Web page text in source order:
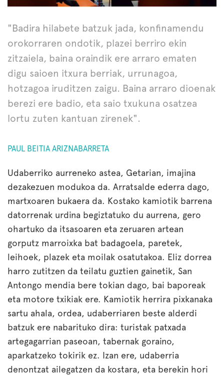
"Badira hilabete batzuk jada, konfinamendu
orokorraren ondotik, plazei berriro ekin
zitzaiela, baina oraindik ere arraro ematen
digu saioen itxura berriak, urrunagoa,
hotzagoa iruditzen zaigu. Baina arraro dioenak
berezi ere badio, eta saio txukuna osatzea
lortu zuten kantuan zirenek".
PAUL BEITIA ARIZNABARRETA
Udaberriko aurreneko astea, Getarian, imajina
dezakezuen modukoa da. Arratsalde ederra dago,
martxoaren bukaera da. Kostako kamiotik barrena
datorrenak urdina begiztatuko du aurrena, gero
ohartuko da itsasoaren eta zeruaren artean
gorputz marroixka bat badagoela, paretek,
leihoek, plazek eta moilak osatutakoa. Eliz dorrea
harro zutitzen da teilatu guztien gainetik, San
Antongo mendia bere tokian dago, bai baporeak
eta motore txikiak ere. Kamiotik herrira pixkanaka
sartu ahala, ordea, udaberriaren beste alderdi
batzuk ere nabarituko dira: turistak patxada
artegagarrian paseoan, tabernak goraino,
aparkatzeko tokirik ez. Izan ere, udaberria
denontzat ailegatzen da kostara, eta berekin hori